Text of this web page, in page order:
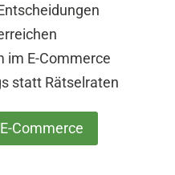
im E-Commerce
statt Rätselraten
Commerce